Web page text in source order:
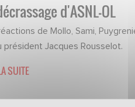
d'ASNL-OL
de Mollo, Sami,
président Jacques Rousselot.
SUITE